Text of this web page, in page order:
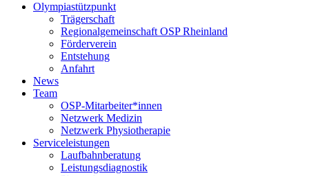
Olympiastützpunkt
Trägerschaft
Regionalgemeinschaft OSP Rheinland
Förderverein
Entstehung
Anfahrt
News
Team
OSP-Mitarbeiter*innen
Netzwerk Medizin
Netzwerk Physiotherapie
Serviceleistungen
Laufbahnberatung
Leistungsdiagnostik